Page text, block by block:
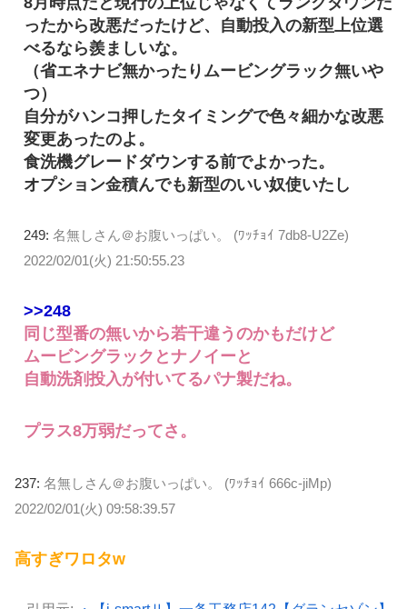
ったから改悪だったけど、自動投入の新型上位選
べるなら羨ましいな。
（省エネナビ無かったりムービングラック無いや
つ）
自分がハンコ押したタイミングで色々細かな改悪
変更あったのよ。
食洗機グレードダウンする前でよかった。
オプション金積んでも新型のいい奴使いたし
249: 名無しさん＠お腹いっぱい。 (ﾜｯﾁｮｲ 7db8-U2Ze)
2022/02/01(火) 21:50:55.23
>>248
同じ型番の無いから若干違うのかもだけど
ムービングラックとナノイーと
自動洗剤投入が付いてるパナ製だね。
プラス8万弱だってさ。
237: 名無しさん＠お腹いっぱい。 (ﾜｯﾁｮｲ 666c-jiMp)
2022/02/01(火) 09:58:39.57
高すぎワロタw